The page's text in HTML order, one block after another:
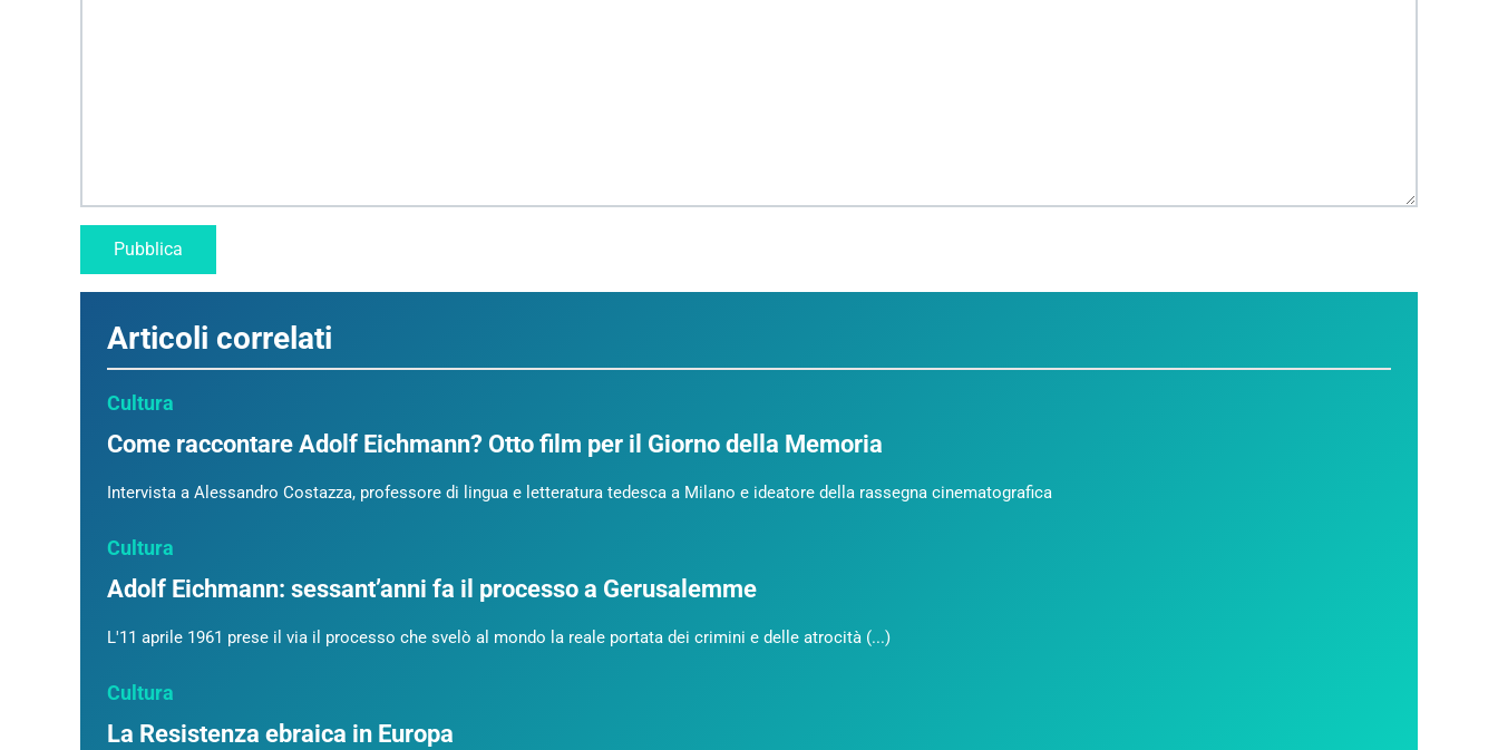
Articoli correlati
Cultura
Come raccontare Adolf Eichmann? Otto film per il Giorno della Memoria
Intervista a Alessandro Costazza, professore di lingua e letteratura tedesca a Milano e ideatore della rassegna cinematografica
Cultura
Adolf Eichmann: sessant’anni fa il processo a Gerusalemme
L'11 aprile 1961 prese il via il processo che svelò al mondo la reale portata dei crimini e delle atrocità (...)
Cultura
La Resistenza ebraica in Europa